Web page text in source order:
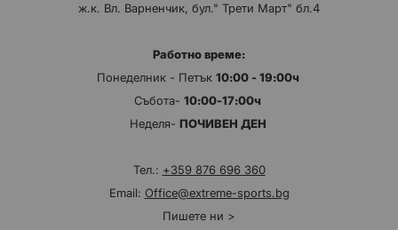
ж.к. Вл. Варненчик, бул." Трети Март" бл.4
Работно време:
Понеделник - Петък 10:00 - 19:00ч
Събота- 10:00-17:00ч
Неделя- ПОЧИВЕН ДЕН
Тел.: +359 876 696 360
Email: Office@extreme-sports.bg
Пишете ни >